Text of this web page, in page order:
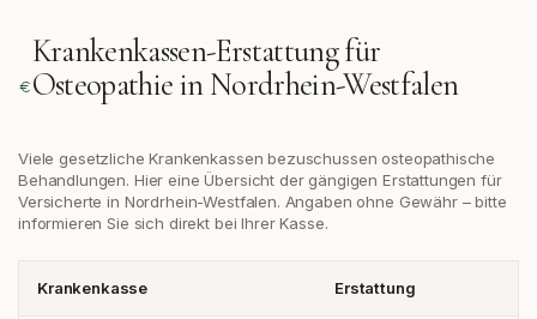
Krankenkassen-Erstattung für
Osteopathie inNordrhein-Westfalen
Viele gesetzliche Krankenkassen bezuschussen osteopathische
Behandlungen. Hier eine Übersicht der gängigen Erstattungen für
Versicherte in Nordrhein-Westfalen. Angaben ohne Gewähr – bitte
informieren Sie sich direkt bei Ihrer Kasse.
Krankenkasse Erstattung